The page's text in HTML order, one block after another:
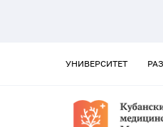
УНИВЕРСИТЕТ